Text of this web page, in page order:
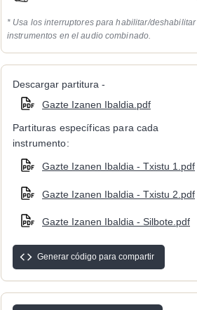
* Usa los interruptores para habilitar/deshabilitar
instrumentos en el audio combinado.
Descargar partitura -
Gazte Izanen Ibaldia.pdf
Partituras específicas para cada
instrumento:
Gazte Izanen Ibaldia - Txistu 1.pdf
Gazte Izanen Ibaldia - Txistu 2.pdf
Gazte Izanen Ibaldia - Silbote.pdf
Generar código para compartir